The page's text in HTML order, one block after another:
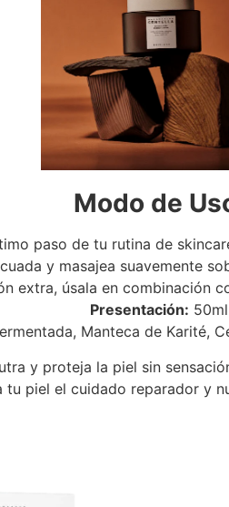
Modo de
paso de tu rutina de
y masajea suavemente
extra, úsala en combinación
Presentación: 50ml
Manteca de Karité,
y proteja la piel sin
tu piel el cuidado reparador y